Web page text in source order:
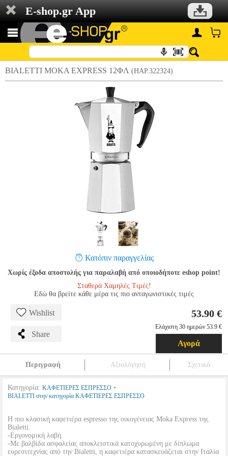
E-shop.gr App
BIALETTI MOKA EXPRESS 12ΦΛ (HAP.322324)
Κατόπιν παραγγελίας
Χωρίς έξοδα αποστολής για παραλαβή από οποιοδήποτε eshop point!
Σταθερά Χαμηλές Τιμές!
Εδώ θα βρείτε κάθε μέρα τις πιο ανταγωνιστικές τιμές
Wishlist
Share
53.90 €
Ελάχιστη 30 ημερών 53.9 €
Αγορά
Περιγραφή Αξιολόγηση Σχετικά
Κατηγορία: ΚΑΦΕΤΙΕΡΕΣ ΕΣΠΡΕΣΣΟ •
BIALETTI στην κατηγορία ΚΑΦΕΤΙΕΡΕΣ ΕΣΠΡΕΣΣΟ
Η πιο κλασική καφετιέρα espresso της οικογένειας Moka Express της
Bialetti.
-Εργονομική λαβή.
-Με βαλβίδα ασφαλείας αποκλειστικά κατοχυρωμένη με δίπλωμα
ευρεσιτεχνίας από την Bialetti, η καφετιέρα κατασκευάζεται στην Ιταλία